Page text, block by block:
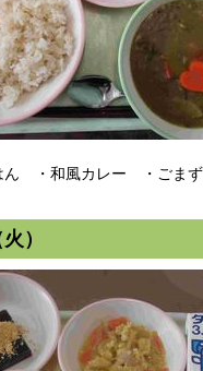
ん ・和風カレー ・ごま
）